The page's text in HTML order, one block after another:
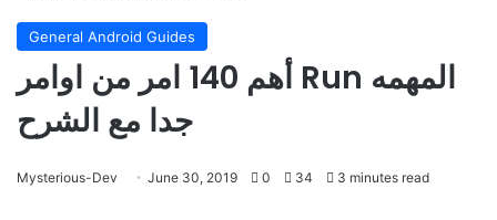
General Android Guides
أهم 140 امر من اوامر Run المهمه
جدا مع الشرح
Mysterious-Dev June 30, 2019 0 34 3 minutes read